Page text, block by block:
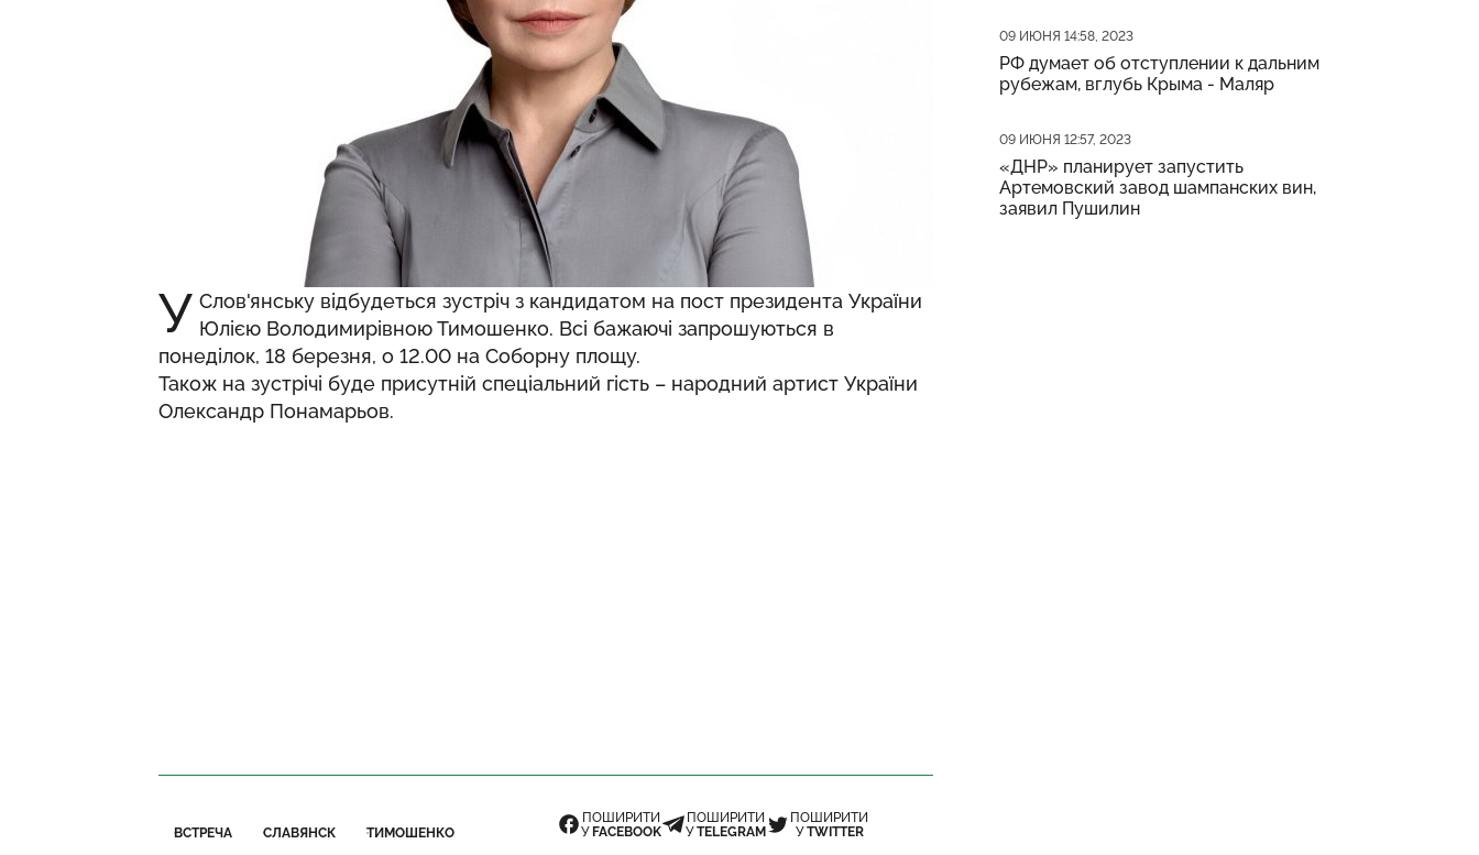
У Слов'янську відбудеться зустріч з кандидатом на пост президента України
Юлією Володимирівною Тимошенко. Всі бажаючі запрошуються в
понеділок, 18 березня, о 12.00 на Соборну площу.
Також на зустрічі буде присутній спеціальний гість – народний артист України
Олександр Понамарьов.
ВСТРЕЧА СЛАВЯНСК ТИМОШЕНКО
ПОШИРИТИ
У FACEBOOK
ПОШИРИТИ
УTELEGRAM
ПОШИРИТИ
УTWITTER
Дата публикации
09 ИЮНЯ 14:58, 2023
РФ думает об отступлении к дальним
рубежам, вглубь Крыма - Маляр
Дата публикации
09 ИЮНЯ 12:57, 2023
«ДНР» планирует запустить
Артемовский завод шампанских вин,
заявил Пушилин